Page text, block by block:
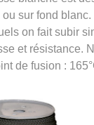
sur fond
on fait subir
et résistance.
de fusion :